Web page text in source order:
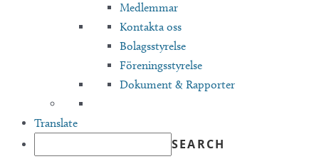
Medlemmar
Kontakta oss
Bolagsstyrelse
Föreningsstyrelse
Dokument & Rapporter
Translate